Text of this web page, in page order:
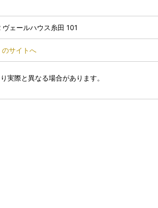
ェールハウス糸田 101
のサイトへ
実際と異なる場合があります。